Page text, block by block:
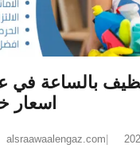
بالساعة في
اسعار
alsraawaalengaz.com